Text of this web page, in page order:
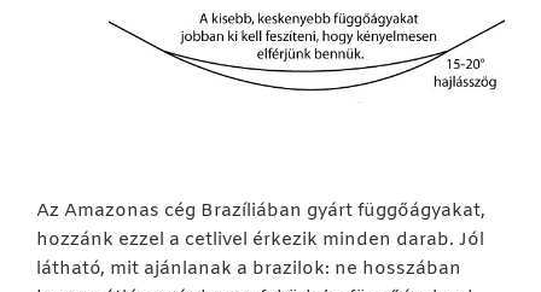
Az Amazonas cég Brazíliában gyárt függőágyakat,
hozzánk ezzel a cetlivel érkezik minden darab. Jól
látható, mit ajánlanak a brazilok: ne hosszában